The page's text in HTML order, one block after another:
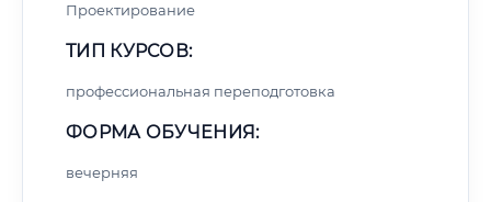
Проектирование
ТИП КУРСОВ:
профессиональная переподготовка
ФОРМА ОБУЧЕНИЯ:
вечерняя